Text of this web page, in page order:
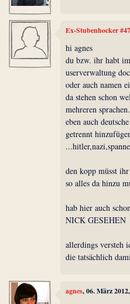
Ex-Stubenhocker
hi agnes
du bzw. ihr habt
userverwaltung
oder auch namen
da stehen schon
mehreren
eben auch
getrennt
den kopp müsst
so alles da hinzu
hab hier auch
NICK GESEHEN
allerdings versteh
die tatsächlich
agnes, 06. März